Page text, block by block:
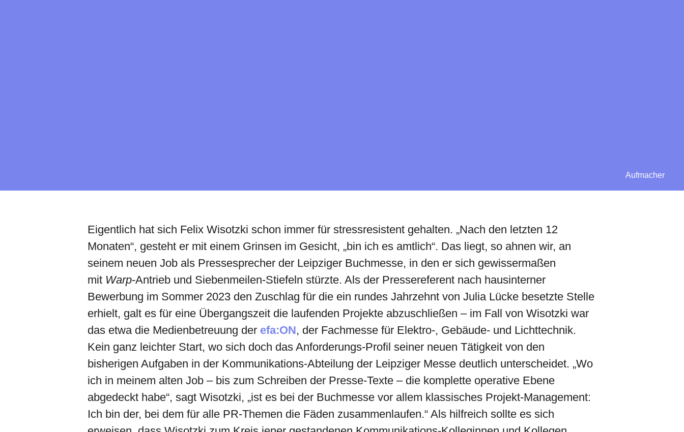
Aufmacher
Eigentlich hat sich Felix Wisotzki schon immer für stressresistent gehalten. „Nach den letzten 12
Monaten“, gesteht er mit einem Grinsen im Gesicht, „bin ich es amtlich“. Das liegt, so ahnen wir, an
seinem neuen Job als Pressesprecher der Leipziger Buchmesse, in den er sich gewissermaßen
mit Warp-Antrieb und Siebenmeilen-Stiefeln stürzte. Als der Pressereferent nach hausinterner
Bewerbung im Sommer 2023 den Zuschlag für die ein rundes Jahrzehnt von Julia Lücke besetzte Stelle
erhielt, galt es für eine Übergangszeit die laufenden Projekte abzuschließen – im Fall von Wisotzki war
das etwa die Medienbetreuung der efa:ON, der Fachmesse für Elektro-, Gebäude- und Lichttechnik.
Kein ganz leichter Start, wo sich doch das Anforderungs-Profil seiner neuen Tätigkeit von den
bisherigen Aufgaben in der Kommunikations-Abteilung der Leipziger Messe deutlich unterscheidet. „Wo
ich in meinem alten Job – bis zum Schreiben der Presse-Texte – die komplette operative Ebene
abgedeckt habe“, sagt Wisotzki, „ist es bei der Buchmesse vor allem klassisches Projekt-Management:
Ich bin der, bei dem für alle PR-Themen die Fäden zusammenlaufen.“ Als hilfreich sollte es sich